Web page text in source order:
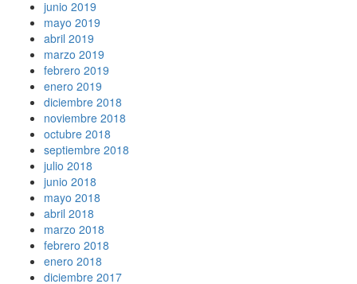
junio 2019
mayo 2019
abril 2019
marzo 2019
febrero 2019
enero 2019
diciembre 2018
noviembre 2018
octubre 2018
septiembre 2018
julio 2018
junio 2018
mayo 2018
abril 2018
marzo 2018
febrero 2018
enero 2018
diciembre 2017